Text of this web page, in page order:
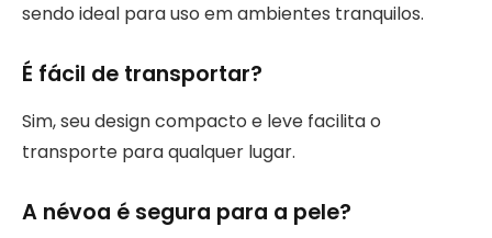
sendo ideal para uso em ambientes tranquilos.
É fácil de transportar?
Sim, seu design compacto e leve facilita o
transporte para qualquer lugar.
A névoa é segura para a pele?